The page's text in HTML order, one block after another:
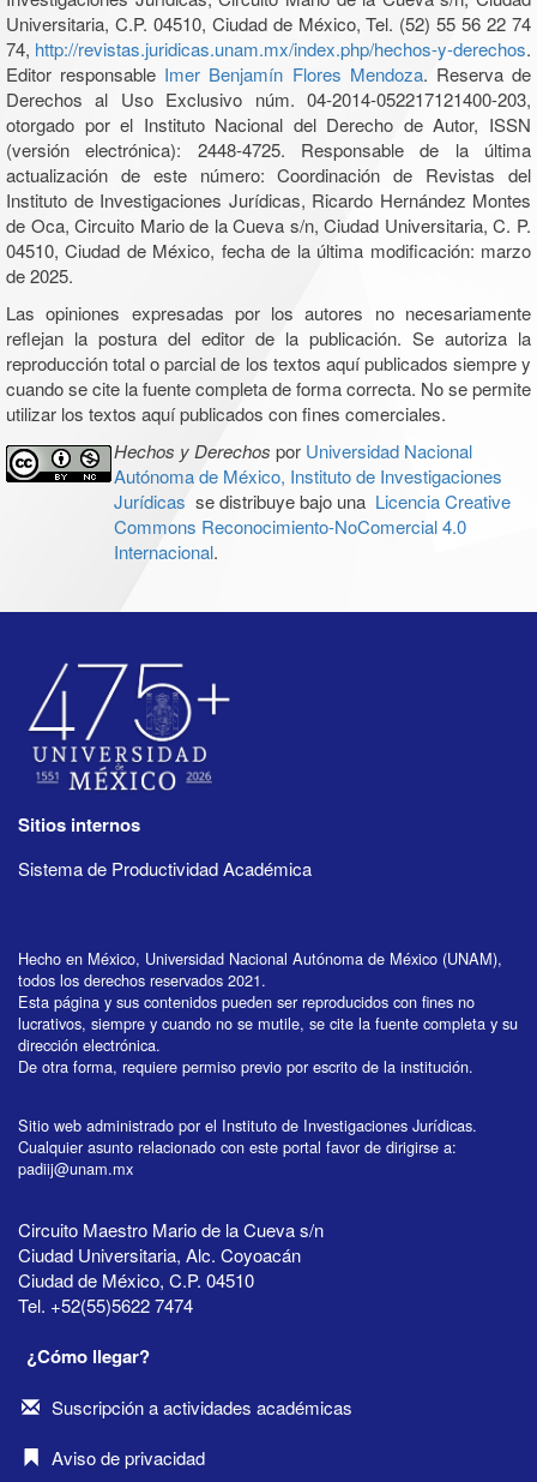
Universitaria, C.P. 04510, Ciudad de México, Tel. (52) 55 56 22 74
74, http://revistas.juridicas.unam.mx/index.php/hechos-y-derechos.
Editor responsable Imer Benjamín Flores Mendoza. Reserva de
Derechos al Uso Exclusivo núm. 04-2014-052217121400-203,
otorgado por el Instituto Nacional del Derecho de Autor, ISSN
(versión electrónica): 2448-4725. Responsable de la última
actualización de este número: Coordinación de Revistas del
Instituto de Investigaciones Jurídicas, Ricardo Hernández Montes
de Oca, Circuito Mario de la Cueva s/n, Ciudad Universitaria, C. P.
04510, Ciudad de México, fecha de la última modificación: marzo
de 2025.
Las opiniones expresadas por los autores no necesariamente
reflejan la postura del editor de la publicación. Se autoriza la
reproducción total o parcial de los textos aquí publicados siempre y
cuando se cite la fuente completa de forma correcta. No se permite
utilizar los textos aquí publicados con fines comerciales.
Hechos y Derechos por Universidad Nacional
Autónoma de México, Instituto de Investigaciones
Jurídicas se distribuye bajo una Licencia Creative
Commons Reconocimiento-NoComercial 4.0
Internacional.
Sitios internos
Sistema de Productividad Académica
Hecho en México, Universidad Nacional Autónoma de México (UNAM),
todos los derechos reservados 2021.
Esta página y sus contenidos pueden ser reproducidos con fines no
lucrativos, siempre y cuando no se mutile, se cite la fuente completa y su
dirección electrónica.
De otra forma, requiere permiso previo por escrito de la institución.
Sitio web administrado por el Instituto de Investigaciones Jurídicas.
Cualquier asunto relacionado con este portal favor de dirigirse a:
padiij@unam.mx
Circuito Maestro Mario de la Cueva s/n
Ciudad Universitaria, Alc. Coyoacán
Ciudad de México, C.P. 04510
Tel. +52(55)5622 7474
¿Cómo llegar?
Suscripción a actividades académicas
Aviso de privacidad